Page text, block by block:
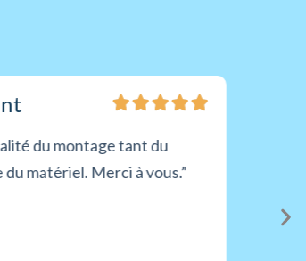
du montage tant du
du matériel. Merci à vous.”